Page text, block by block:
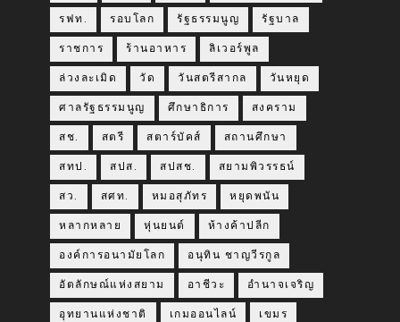
รฟท. รอบโลก รัฐธรรมนูญ รัฐบาล
ราชการ ร้านอาหาร ลิเวอร์พูล
ล่วงละเมิด วัด วันสตรีสากล วันหยุด
ศาลรัฐธรรมนูญ ศึกษาธิการ สงคราม
สช. สตรี สตาร์บัคส์ สถานศึกษา
สทป. สปส. สปสช. สยามพิวรรธน์
สว. สศท. หมอสุภัทร หยุดพนัน
หลากหลาย หุ่นยนต์ ห้างค้าปลีก
องค์การอนามัยโลก อนุทิน ชาญวีรกูล
อัตลักษณ์แห่งสยาม อาชีวะ อำนาจเจริญ
อุทยานแห่งชาติ เกมออนไลน์ เขมร